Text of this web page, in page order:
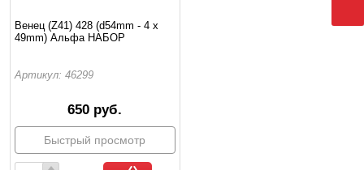
Венец (Z41) 428 (d54mm - 4 x
49mm) Альфа НАБОР
Артикул: 46299
650 руб.
Быстрый просмотр